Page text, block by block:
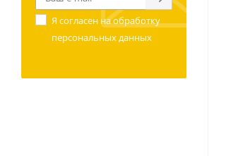
Я согласен наобработку
персональных данных